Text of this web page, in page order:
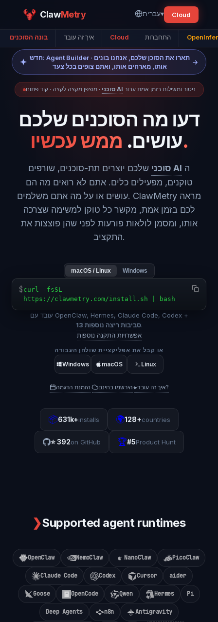
ClawMetry עברית▾ Cloud
בונה הסוכנים איך זה עובד Cloud התחברות OpenInfer
חדש: Agent Builder · תארו את הסוכן שלכם, אנחנו בונים
אותו, מארחים אותו, ואתם צופים בכל צעד
→
ניטור ומשילות בזמן אמת עבור סוכני AI · מוצפן מקצה לקצה · קוד פתוח
דעו מה הסוכנים שלכם
עושים.ממש עכשיו.
ה סוכני AI
שלכם יוצרים תת-סוכנים, שורפים
טוקנים, מפעילים כלים. אתם לא רואים מה הם
עושים או על מה אתם משלמים. ClawMetry מראה
לכם בזמן אמת, מקשר כל טוקן למשימה שצרכה
אותו, ומסמן לולאות פורעות לפני שהן פוצצות את
התקציב.
macOS / Linux Windows
$ curl -fsSL
https://clawmetry.com/install.sh | bash
עובד עם OpenClaw, Hermes, Claude Code, Codex +
13 סביבות ריצה נוספות.
אפשרויות התקנה נוספות
או קבל את אפליקציית שולחן העבודה
Windows
macOS Linux
הזמנת הדגמה· הירשמו בחינם·▸ איך זה עובד?
📦631k+installs 🌍128+countries
⭐392on GitHub 🏆#5Product Hunt
❯Supported agent runtimes
OpenClaw NemoClaw NanoClaw PicoClaw
Claude Code Codex Cursor aider
Goose OpenCode Qwen Hermes Pi
Deep Agents n8n Antigravity